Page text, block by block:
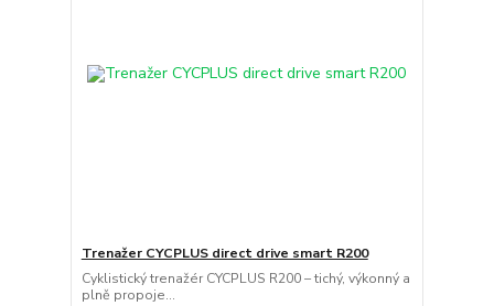
Trenažer CYCPLUS direct drive smart R200
Cyklistický trenažér CYCPLUS R200 – tichý, výkonný a
plně propoje...